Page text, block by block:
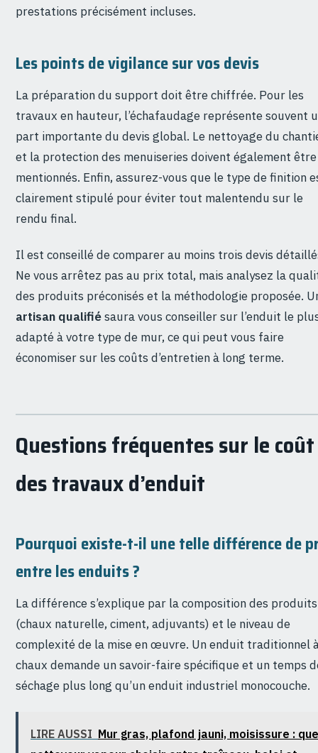
prestations précisément incluses.
Les points de vigilance sur vos devis
La préparation du support doit être chiffrée. Pour les
travaux en hauteur, l’échafaudage représente souvent
part importante du devis global. Le nettoyage du
et la protection des menuiseries doivent également être
mentionnés. Enfin, assurez-vous que le type de finition
clairement stipulé pour éviter tout malentendu sur le
rendu final.
Il est conseillé de comparer au moins trois devis
Ne vous arrêtez pas au prix total, mais analysez la
des produits préconisés et la méthodologie proposée.
artisan qualifiésaura vous conseiller sur l’enduit le
adapté à votre type de mur, ce qui peut vous faire
économiser sur les coûts d’entretien à long terme.
Questions fréquentes sur le coût
des travaux d’enduit
Pourquoi existe-t-il une telle différence de
entre les enduits ?
La différence s’explique par la composition des produits
(chaux naturelle, ciment, adjuvants) et le niveau de
complexité de la mise en œuvre. Un enduit traditionnel
chaux demande un savoir-faire spécifique et un temps
séchage plus long qu’un enduit industriel monocouche.
LIRE AUSSI Mur gras, plafond jauni, moisissure :